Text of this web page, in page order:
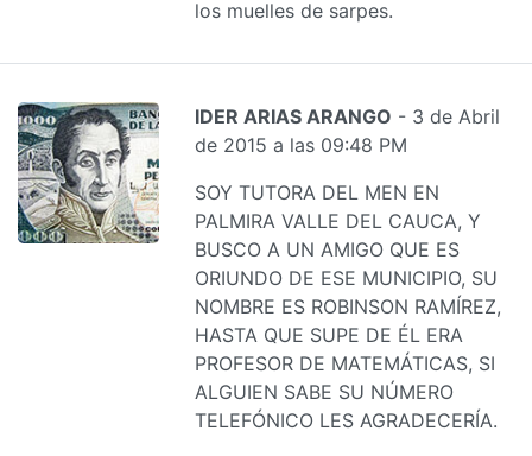
los muelles de sarpes.
IDER ARIAS ARANGO - 3 de Abril
de 2015 a las 09:48 PM
SOY TUTORA DEL MEN EN
PALMIRA VALLE DEL CAUCA, Y
BUSCO A UN AMIGO QUE ES
ORIUNDO DE ESE MUNICIPIO, SU
NOMBRE ES ROBINSON RAMÍREZ,
HASTA QUE SUPE DE ÉL ERA
PROFESOR DE MATEMÁTICAS, SI
ALGUIEN SABE SU NÚMERO
TELEFÓNICO LES AGRADECERÍA.